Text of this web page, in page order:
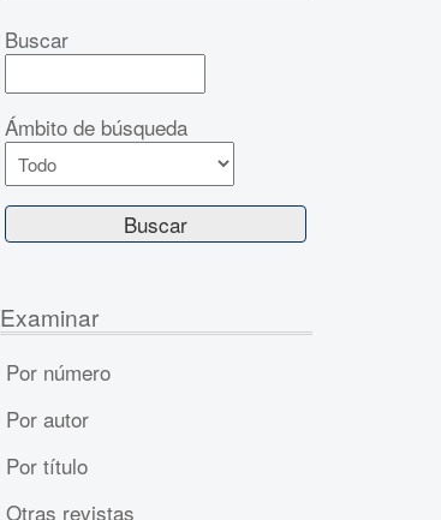
Buscar
Ámbito de búsqueda
Examinar
Por número
Por autor
Por título
Otras revistas